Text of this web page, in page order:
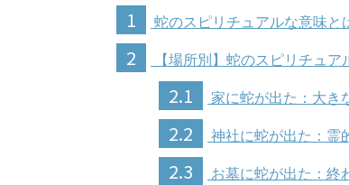
1
蛇のスピリチュアルな意味と
2 【場所別】蛇のスピリチュア
2.1 家に蛇が出た：大き
2.2 神社に蛇が出た：霊
2.3 お墓に蛇が出た：終